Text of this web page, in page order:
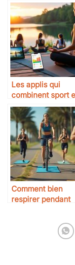
Les applis qui
combinent sport
bien-être mental
Comment bien
respirer pendant